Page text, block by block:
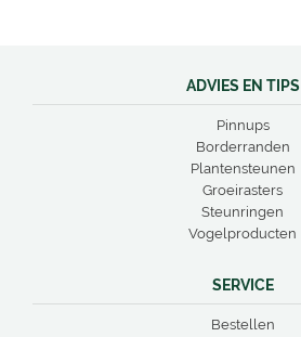
ADVIES EN TIPS
Pinnups
Borderranden
Plantensteunen
Groeirasters
Steunringen
Vogelproducten
SERVICE
Bestellen